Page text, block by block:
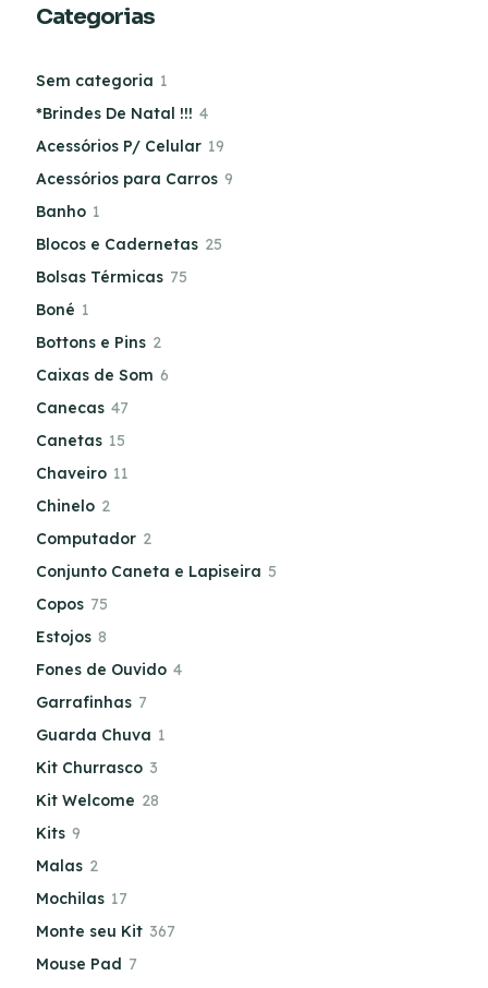
Categorias
Sem categoria 1
*Brindes De Natal !!! 4
Acessórios P/ Celular 19
Acessórios para Carros 9
Banho 1
Blocos e Cadernetas 25
Bolsas Térmicas 75
Boné 1
Bottons e Pins 2
Caixas de Som 6
Canecas 47
Canetas 15
Chaveiro 11
Chinelo 2
Computador 2
Conjunto Caneta e Lapiseira 5
Copos 75
Estojos 8
Fones de Ouvido 4
Garrafinhas 7
Guarda Chuva 1
Kit Churrasco 3
Kit Welcome 28
Kits 9
Malas 2
Mochilas 17
Monte seu Kit 367
Mouse Pad 7